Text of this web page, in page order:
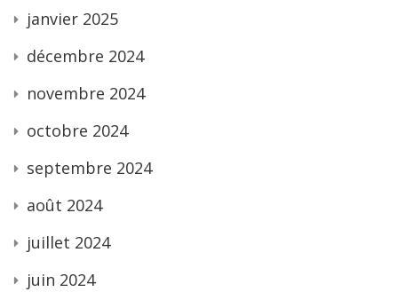
janvier 2025
décembre 2024
novembre 2024
octobre 2024
septembre 2024
août 2024
juillet 2024
juin 2024